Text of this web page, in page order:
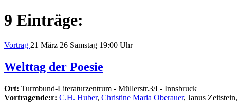
9 Einträge:
Vortrag 21 März 26 Samstag 19:00 Uhr
Welttag der Poesie
Ort: Turmbund-Literaturzentrum - Müllerstr.3/I - Innsbruck
Vortragende:r: C.H. Huber, Christine Maria Oberauer, Janus Zeitstein,